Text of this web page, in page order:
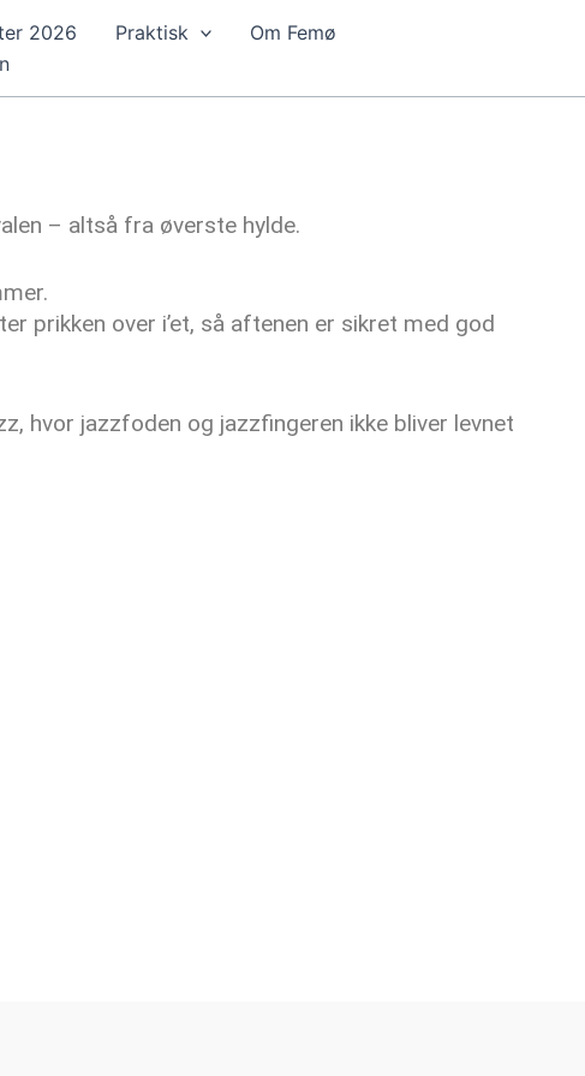
2026 Praktisk
Om Femø
– altså fra øverste hylde.
prikken over i’et, så aftenen er sikret med god
hvor jazzfoden og jazzfingeren ikke bliver levnet